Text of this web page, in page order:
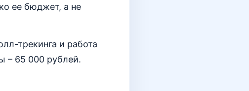
ее бюджет, а не
трекинга и работа
– 65 000 рублей.